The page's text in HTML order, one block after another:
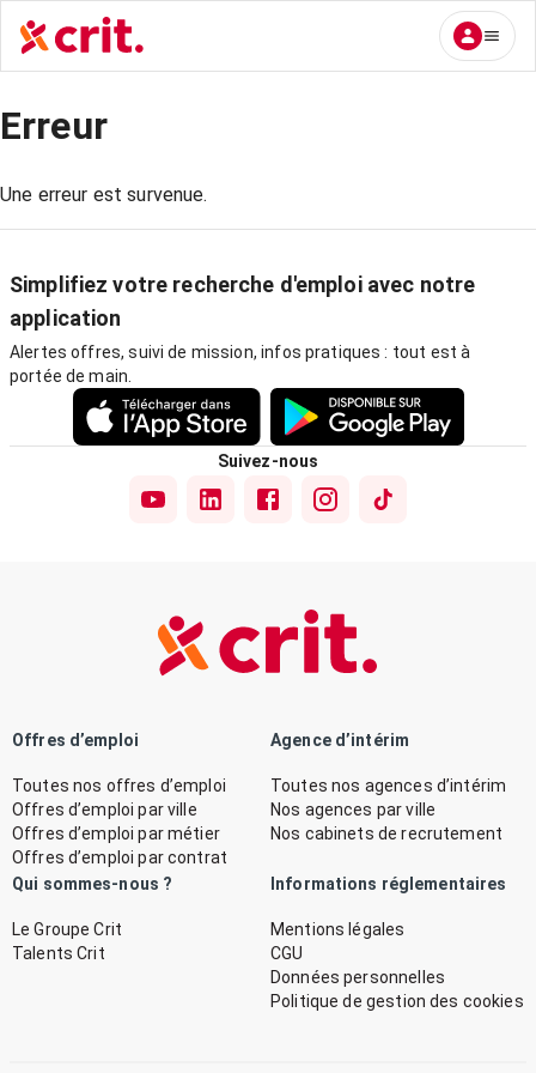
Erreur
Une erreur est survenue.
Simplifiez votre recherche d'emploi avec notre
application
Alertes offres, suivi de mission, infos pratiques : tout est à
portée de main.
Suivez-nous
Offres d’emploi
Toutes nos offres d’emploi
Offres d’emploi par ville
Offres d’emploi par métier
Offres d’emploi par contrat
Agence d’intérim
Toutes nos agences d’intérim
Nos agences par ville
Nos cabinets de recrutement
Qui sommes-nous ?
Le Groupe Crit
Talents Crit
Informations réglementaires
Mentions légales
CGU
Données personnelles
Politique de gestion des cookies